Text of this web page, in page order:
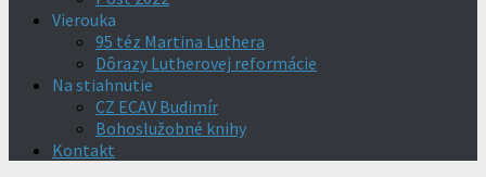
Vierouka
95 téz Martina Luthera
Dôrazy Lutherovej reformácie
Na stiahnutie
CZ ECAV Budimír
Bohoslužobné knihy
Kontakt